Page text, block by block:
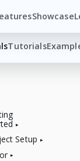
Showcase
Tutorials
Setup